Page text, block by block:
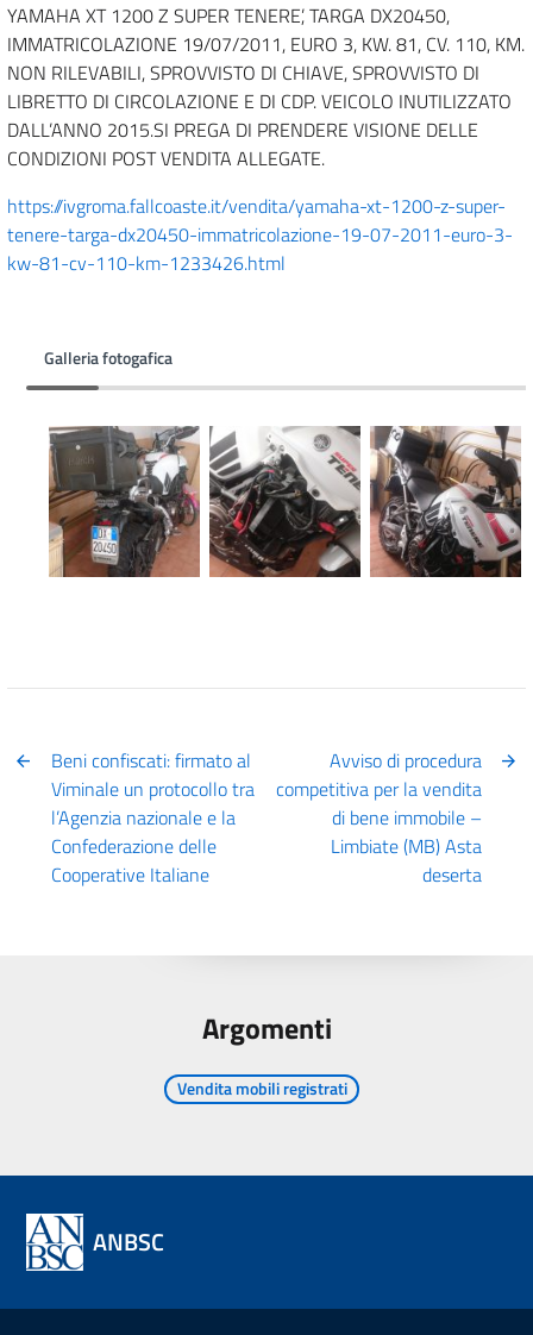
YAMAHA XT 1200 Z SUPER TENERE’, TARGA DX20450,
IMMATRICOLAZIONE 19/07/2011, EURO 3, KW. 81, CV. 110, KM.
NON RILEVABILI, SPROVVISTO DI CHIAVE, SPROVVISTO DI
LIBRETTO DI CIRCOLAZIONE E DI CDP. VEICOLO INUTILIZZATO
DALL’ANNO 2015.SI PREGA DI PRENDERE VISIONE DELLE
CONDIZIONI POST VENDITA ALLEGATE.
https://ivgroma.fallcoaste.it/vendita/yamaha-xt-1200-z-super-
tenere-targa-dx20450-immatricolazione-19-07-2011-euro-3-
kw-81-cv-110-km-1233426.html
Galleria fotogafica
Beni confiscati: firmato al
Viminale un protocollo tra
l’Agenzia nazionale e la
Confederazione delle
Cooperative Italiane
Avviso di procedura
competitiva per la vendita
di bene immobile –
Limbiate (MB) Asta
deserta
Argomenti
Vendita mobili registrati
ANBSC